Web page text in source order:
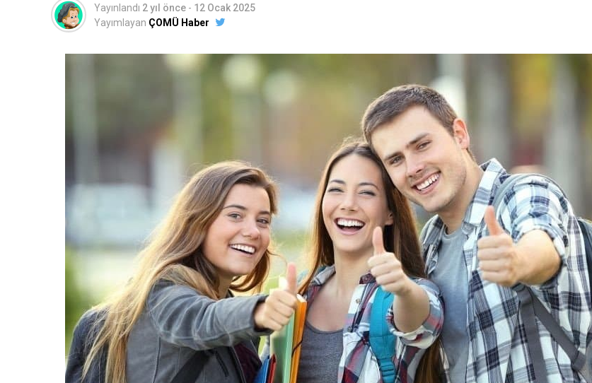
Yayınlandı 2 yıl önce - 12 Ocak 2025
Yayımlayan ÇOMÜ Haber